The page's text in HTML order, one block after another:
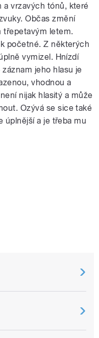
a vrzavých tónů, které
Občas změní
třepetavým letem.
početné. Z některých
vymizel. Hnízdí
jeho hlasu je
vhodnou a
nijak hlasitý a může
Ozývá se sice také
úplnější a je třeba mu